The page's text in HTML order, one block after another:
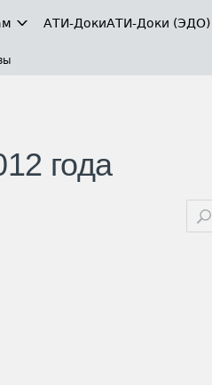
АТИ-ДокиАТИ-Доки (ЭДО)
года